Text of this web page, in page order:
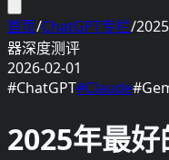
首页/ChatGPT专栏/
器深度测评
2026-02-01
#ChatGPT#Claude#
2025年最